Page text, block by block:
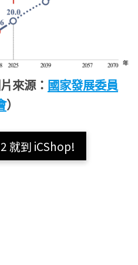
來源： 國家發展委員
）
就到 iCShop!